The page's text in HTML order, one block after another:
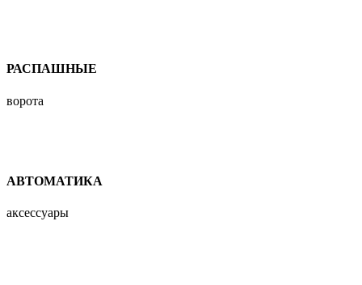
РАСПАШНЫЕ
ворота
АВТОМАТИКА
аксессуары